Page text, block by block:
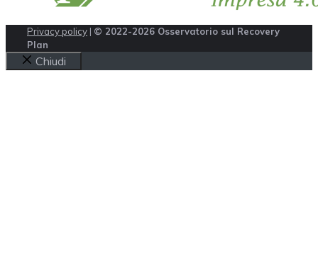
Privacy policy | © 2022-2026 Osservatorio sul Recovery
Plan
Chiudi